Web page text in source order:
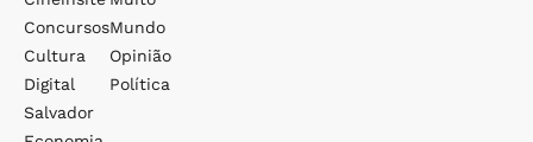
Concursos
Cultura
Digital
Salvador
Mundo
Opinião
Política